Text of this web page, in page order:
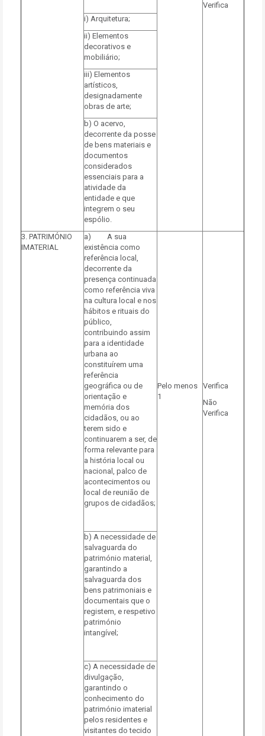
Verifica
i) Arquitetura;
ii) Elementos
decorativos e
mobiliário;
iii) Elementos
artísticos,
designadamente
obras de arte;
b) O acervo,
decorrente da posse
de bens materiais e
documentos
considerados
essenciais para a
atividade da
entidade e que
integrem o seu
espólio.
3. PATRIMÓNIO
IMATERIAL
a) A sua
existência como
referência local,
decorrente da
presença continuada
como referência viva
na cultura local e nos
hábitos e rituais do
público,
contribuindo assim
para a identidade
urbana ao
constituírem uma
referência
geográfica ou de
orientação e
memória dos
cidadãos, ou ao
terem sido e
continuarem a ser, de
forma relevante para
a história local ou
nacional, palco de
acontecimentos ou
local de reunião de
grupos de cidadãos;
Pelo menos
1
Verifica
Não
Verifica
b) A necessidade de
salvaguarda do
património material,
garantindo a
salvaguarda dos
bens patrimoniais e
documentais que o
registem, e respetivo
património
intangível;
c) A necessidade de
divulgação,
garantindo o
conhecimento do
património imaterial
pelos residentes e
visitantes do tecido